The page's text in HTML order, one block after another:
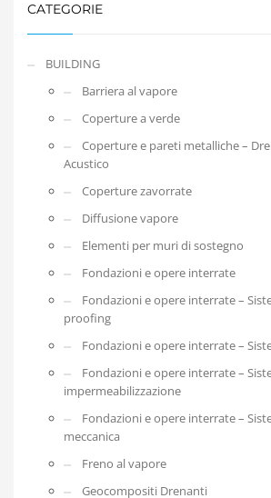
CATEGORIE
BUILDING
Barriera al vapore
Coperture a verde
Coperture e pareti metalliche –
Acustico
Coperture zavorrate
Diffusione vapore
Elementi per muri di sostegno
Fondazioni e opere interrate
Fondazioni e opere interrate –
proofing
Fondazioni e opere interrate –
Fondazioni e opere interrate –
impermeabilizzazione
Fondazioni e opere interrate –
meccanica
Freno al vapore
Geocompositi Drenanti